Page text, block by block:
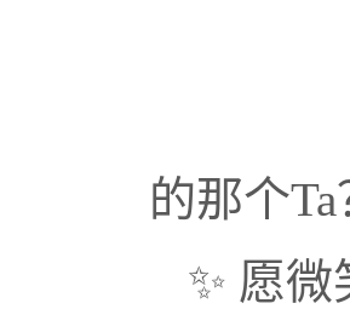
的那个Ta
✨ 愿